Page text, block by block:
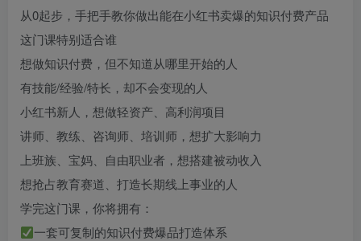
从0起步，手把手教你做出能在小红书卖爆的知识付费产品
这门课特别适合谁
想做知识付费，但不知道从哪里开始的人
有技能/经验/特长，却不会变现的人
小红书新人，想做轻资产、高利润项目
讲师、教练、咨询师、培训师，想扩大影响力
上班族、宝妈、自由职业者，想搭建被动收入
想抢占教育赛道、打造长期线上事业的人
学完这门课，你将拥有：
一套可复制的知识付费爆品打造体系